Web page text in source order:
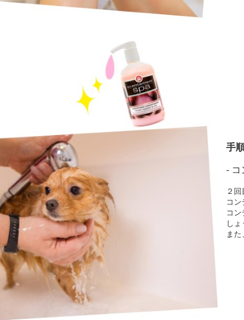
手
- コ
２
コン
コ
しょ
ま